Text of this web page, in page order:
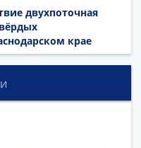
двухпоточная
крае